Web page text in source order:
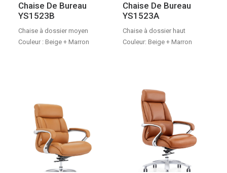
Chaise De Bureau
YS1523B
Chaise à dossier moyen
Couleur : Beige + Marron
Chaise De Bureau
YS1523A
Chaise à dossier haut
Couleur: Beige + Marron